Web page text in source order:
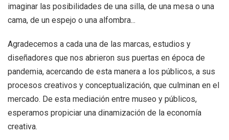
imaginar las posibilidades de una silla, de una mesa o una
cama, de un espejo o una alfombra...
Agradecemos a cada una de las marcas, estudios y
diseñadores que nos abrieron sus puertas en época de
pandemia, acercando de esta manera a los públicos, a sus
procesos creativos y conceptualización, que culminan en el
mercado. De esta mediación entre museo y públicos,
esperamos propiciar una dinamización de la economía
creativa.